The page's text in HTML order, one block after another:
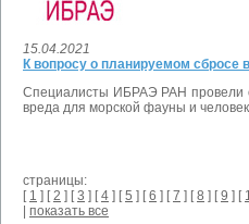
15.04.2021
К вопросу о планируемом
Специалисты ИБРАЭ РАН провели
вреда для морской фауны и
страницы:
[ 1 ] [2 ] [3 ] [4 ] [5 ] [6 ] [7 ] [8 ] [9 ] [
показать все